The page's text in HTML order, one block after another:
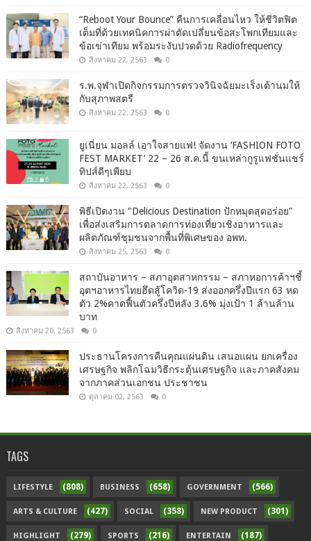
“Reboot Your Bounce” คืนการเคลื่อนไหว ให้ชีวิตฟิต
เต็มที่ด้วยเทคนิคการผ่าตัดเปลี่ยนข้อสะโพกเทียมและ
ข้อเข่าเทียม พร้อมระงับปวดด้วย Radiofrequency
สิงหาคม 22, 2563 0
ร.พ.จุฬาเปิดกิจกรรมการตรวจวินิจฉัยมะเร็งเต้านมให้
กับสุภาพสตรี
สิงหาคม 22, 2563 0
ยูเนี่ยน มอลล์ เอาใจสายแฟ! จัดงาน ‘FASHION FOTO
FEST MARKET’ 22 – 26 ส.ค.นี้ ขนเหล่ากูรูแฟชั่นแชร์
ทิปส์ดีๆเพียบ
สิงหาคม 22, 2563 0
พิธีเปิดงาน "Delicious Destination ปักหมุดสุดอร่อย"
เพื่อส่งเสริมการตลาดการท่องเที่ยวเชิงอาหารและ
ผลิตภัณฑ์ชุมชนจากพื้นที่พิเศษของ อพท.
สิงหาคม 25, 2563 0
สถาบันอาหาร – สภาอุตสาหกรรม – สภาหอการค้าฯชี้
อุตฯอาหารไทยฮึดสู้โควิด-19 ส่งออกครึ่งปีแรก 63 หด
ตัว 2%คาดฟื้นตัวครึ่งปีหลัง 3.6% มุ่งเป้า 1 ล้านล้าน
บาท
สิงหาคม 20, 2563 0
ประธานโครงการคืนคุณแผ่นดิน เสนอแผน ยกเครื่อง
เศรษฐกิจ พลิกโฉมวิธีกระตุ้นเศรษฐกิจ และภาคสังคม
จากภาคส่วนเอกชน ประชาชน
ตุลาคม 02, 2563 0
TAGS
LIFESTYLE (808) BUSINESS (658) GOVERNMENT (566)
ARTS & CULTURE (427) SOCIAL (358) NEW PRODUCT (301)
HIGHLIGHT (279) SPORTS (216) ENTERTAIN (187)